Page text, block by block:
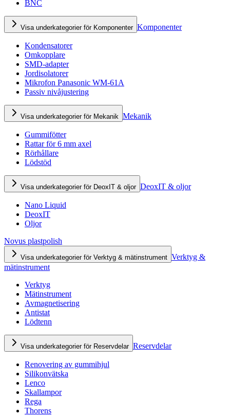
BNC
Visa underkategorier för Komponenter Komponenter
Kondensatorer
Omkopplare
SMD-adapter
Jordisolatorer
Mikrofon Panasonic WM-61A
Passiv nivåjustering
Visa underkategorier för Mekanik Mekanik
Gummifötter
Rattar för 6 mm axel
Rörhållare
Lödstöd
Visa underkategorier för DeoxIT & oljor DeoxIT & oljor
Nano Liquid
DeoxIT
Oljor
Novus plastpolish
Visa underkategorier för Verktyg & mätinstrument Verktyg &
mätinstrument
Verktyg
Mätinstrument
Avmagnetisering
Antistat
Lödtenn
Visa underkategorier för Reservdelar Reservdelar
Renovering av gummihjul
Silikonvätska
Lenco
Skallampor
Rega
Thorens